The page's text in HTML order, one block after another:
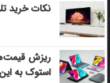
نکات خرید
ریزش
استوک به